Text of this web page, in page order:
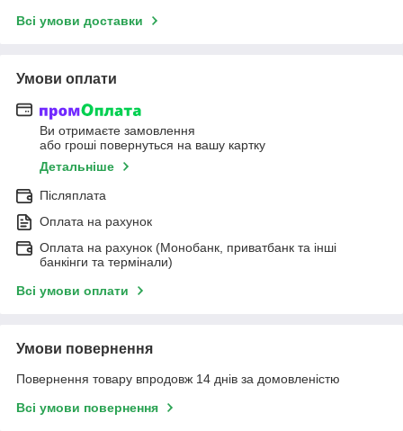
Всі умови доставки
Умови оплати
Ви отримаєте замовлення
або гроші повернуться на вашу картку
Детальніше
Післяплата
Оплата на рахунок
Оплата на рахунок (Монобанк, приватбанк та інші
банкінги та термінали)
Всі умови оплати
Умови повернення
Повернення товару впродовж 14 днів за домовленістю
Всі умови повернення